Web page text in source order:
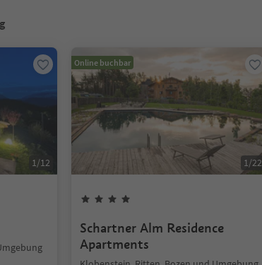
1/12
Online buchbar
1/22
Schartner Alm Residence
Apartments